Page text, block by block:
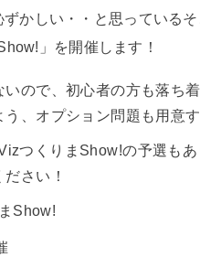
かしい・・と思っている
」を開催します！
ので、初心者の方も落ち
、オプション問題も用意
つくりまShow!の予選もあ
さい！
Show!